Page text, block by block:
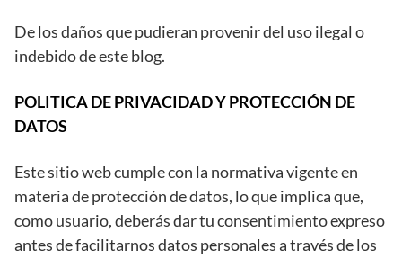
De los daños que pudieran provenir del uso ilegal o
indebido de este blog.
POLITICA DE PRIVACIDAD Y PROTECCIÓN DE
DATOS
Este sitio web cumple con la normativa vigente en
materia de protección de datos, lo que implica que,
como usuario, deberás dar tu consentimiento expreso
antes de facilitarnos datos personales a través de los